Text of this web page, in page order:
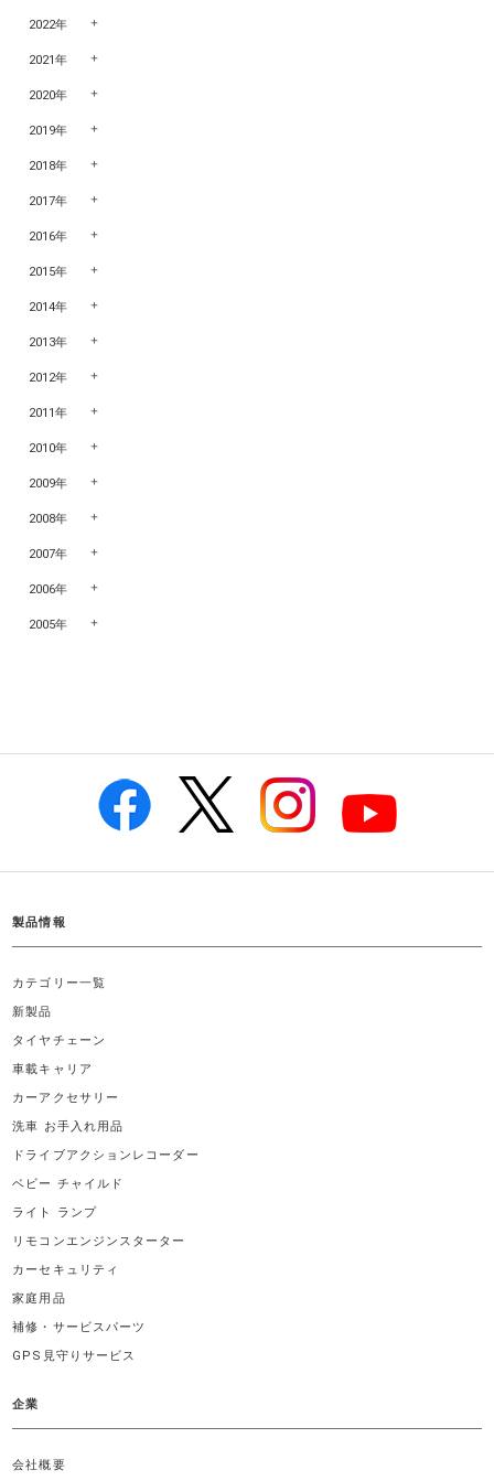
2022年
2021年
2020年
2019年
2018年
2017年
2016年
2015年
2014年
2013年
2012年
2011年
2010年
2009年
2008年
2007年
2006年
2005年
製品情報
カテゴリー一覧
新製品
タイヤチェーン
車載キャリア
カーアクセサリー
洗車 お手入れ用品
ドライブアクションレコーダー
ベビー チャイルド
ライト ランプ
リモコンエンジンスターター
カーセキュリティ
家庭用品
補修・サービスパーツ
GPS見守りサービス
企業
会社概要